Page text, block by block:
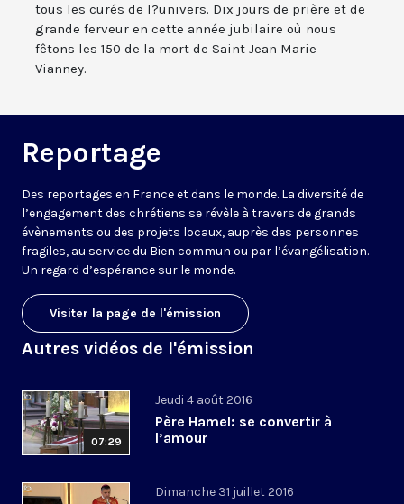
tous les curés de l?univers. Dix jours de prière et de
grande ferveur en cette année jubilaire où nous
fêtons les 150 de la mort de Saint Jean Marie
Vianney.
Reportage
Des reportages en France et dans le monde. La diversité de
l’engagement des chrétiens se révèle à travers de grands
évènements ou des projets locaux, auprès des personnes
fragiles, au service du Bien commun ou par l’évangélisation.
Un regard d’espérance sur le monde.
Visiter la page de l'émission
Autres vidéos de l'émission
07:29
Jeudi 4 août 2016
Père Hamel: se convertir à
l’amour
Dimanche 31 juillet 2016